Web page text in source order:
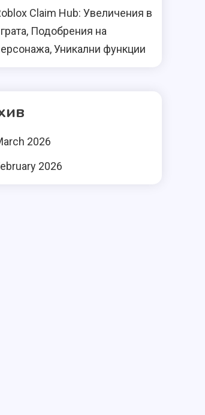
Claim Hub: Увеличения в
Подобрения на
Уникални функции
2026
2026